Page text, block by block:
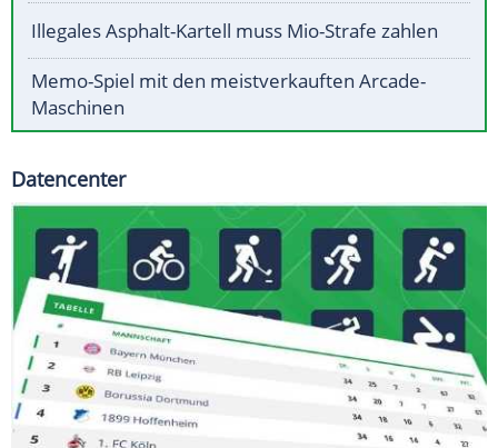
Illegales Asphalt-Kartell muss Mio-Strafe zahlen
Memo-Spiel mit den meistverkauften Arcade-
Maschinen
Datencenter